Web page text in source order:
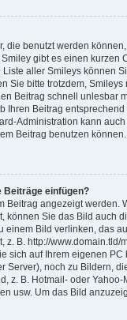
die benutzt werden können,
gibt es einen kurzen
aller Smileys können
Sie bitte trotzdem, Smileys
Beitrag schnell unlesbar
Ihren Beitrag
Administration kann
Beitrag benutzen können.
Beiträge einfügen?
Beitrag angezeigt werden.
können Sie das Bild auch
einem Bild verlinken, das
z. B. http://www.domain.tld/
sich auf Ihrem eigenen PC
Server), noch zu Bildern,
z. B. Hotmail- oder
usw. Um das Bild